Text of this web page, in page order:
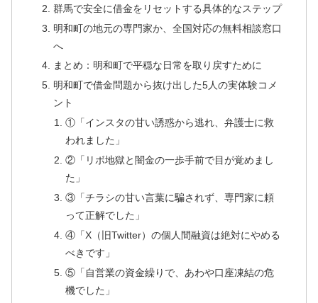
群馬で安全に借金をリセットする具体的なステップ
明和町の地元の専門家か、全国対応の無料相談窓口
へ
まとめ：明和町で平穏な日常を取り戻すために
明和町で借金問題から抜け出した5人の実体験コメ
ント
①「インスタの甘い誘惑から逃れ、弁護士に救
われました」
②「リボ地獄と闇金の一歩手前で目が覚めまし
た」
③「チラシの甘い言葉に騙されず、専門家に頼
って正解でした」
④「X（旧Twitter）の個人間融資は絶対にやめる
べきです」
⑤「自営業の資金繰りで、あわや口座凍結の危
機でした」